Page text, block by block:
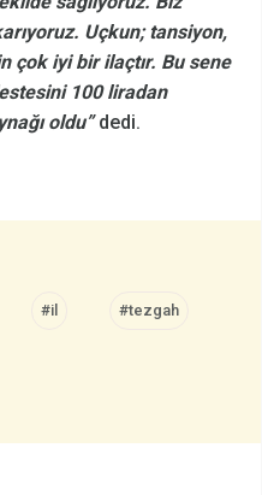
Uçkun; tansiyon,
çok iyi bir ilaçtır. Bu sene
100 liradan
oldu”dedi.
#il #tezgah